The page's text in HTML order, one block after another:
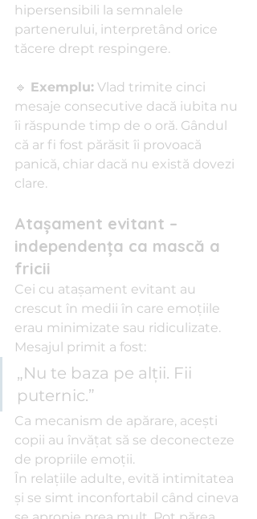
hipersensibili la semnalele
partenerului, interpretând orice
tăcere drept respingere.
🔹 Exemplu: Vlad trimite cinci
mesaje consecutive dacă iubita nu
îi răspunde timp de o oră. Gândul
că ar fi fost părăsit îi provoacă
panică, chiar dacă nu există dovezi
clare.
Atașament evitant –
independența ca mască a
fricii
Cei cu atașament evitant au
crescut în medii în care emoțiile
erau minimizate sau ridiculizate.
Mesajul primit a fost:
„Nu te baza pe alții. Fii
puternic.”
Ca mecanism de apărare, acești
copii au învățat să se deconecteze
de propriile emoții.
În relațiile adulte, evită intimitatea
și se simt inconfortabil când cineva